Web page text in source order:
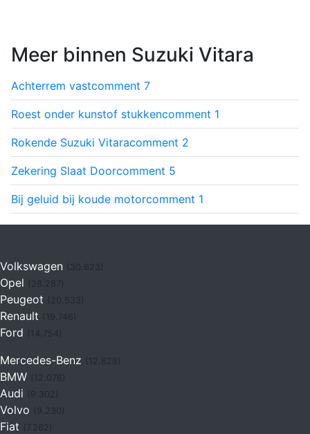
Meer binnen Suzuki Vitara
Achterrem vastcomment 7
Roest onder kunstof stukkencomment 1
Rokende Suzuki Vitaracomment 2
Zekering Slaat Doorcomment 5
Bij geluid bij koude motorcomment 1
Volkswagen (30.623)
Opel
Peugeot
Renault (19.746)
Ford (14.754)
Mercedes-Benz
BMW (12.076)
Audi
Volvo
Fiat (7.262)